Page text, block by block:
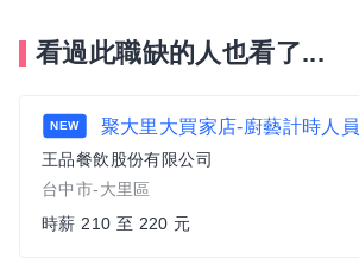
看過此職缺的人也看了...
NEW 聚大里大買家店-廚藝計時人員
王品餐飲股份有限公司
台中市-大里區
時薪 210 至 220 元